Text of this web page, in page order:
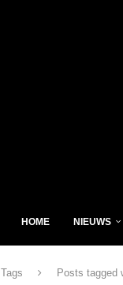
HOME NIEUWS
Tags Posts tagged